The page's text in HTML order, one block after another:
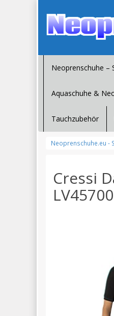
Neoprenschuhe –
Aquaschuhe &
Tauchzubehör
Neoprenschuhe.eu -
Cressi